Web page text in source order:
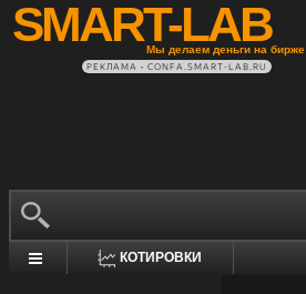
SMART-LAB
Мы делаем деньги на бирже
РЕКЛАМА • CONFA.SMART-LAB.RU
КОТИРОВКИ